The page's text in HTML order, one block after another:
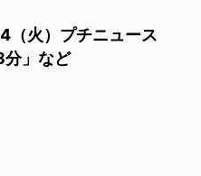
火）プチニュース
分」など